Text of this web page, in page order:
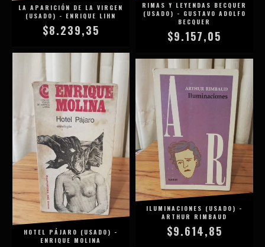
LA APARICIÓN DE LA VIRGEN
(USADO) - ENRIQUE LIHN
$8.239,35
RIMAS Y LEYENDAS BECQUER
(USADO) - GUSTAVO ADOLFO
BECQUER
$9.157,05
HOTEL PÁJARO (USADO) -
ENRIQUE MOLINA
ILUMINACIONES (USADO) -
ARTHUR RIMBAUD
$9.614,85